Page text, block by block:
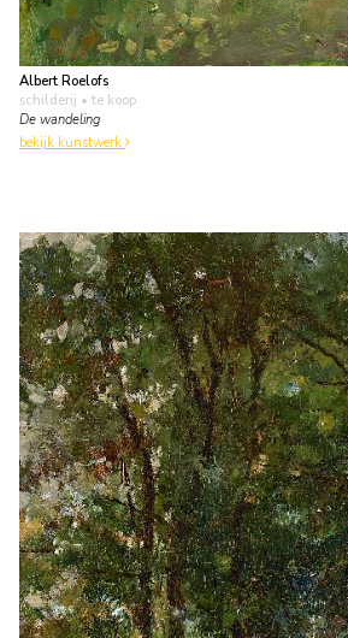
Albert Roelofs
schilderij • te koop
De wandeling
bekijk kunstwerk